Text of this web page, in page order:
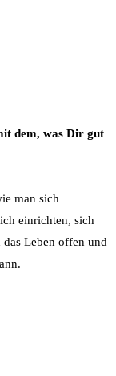
dem, was Dir gut
man sich
einrichten, sich
Leben offen und